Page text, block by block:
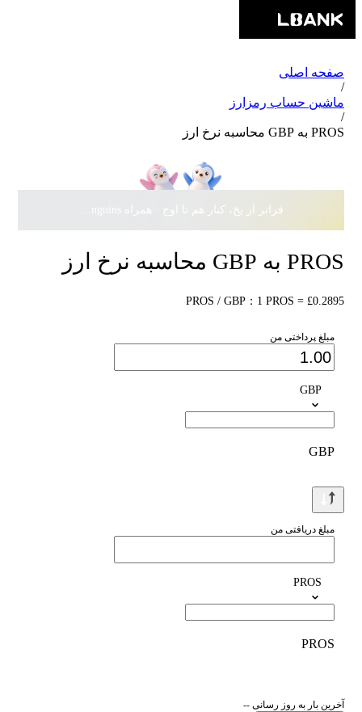
صفحه اصلی
/
ماشین حساب رمزارز
/
PROS به GBP محاسبه نرخ ارز
PROS به GBP محاسبه نرخ ارز
PROS / GBP：1 PROS = £0.2895
مبلغ پرداختی من
GBP
GBP
مبلغ دریافتی من
PROS
PROS
آخرین بار به روز رسانی --